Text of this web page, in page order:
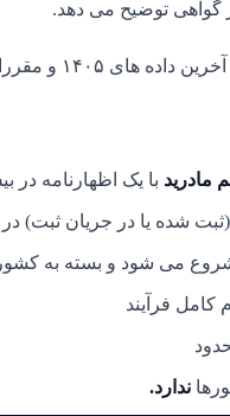
گواهی توضیح می دهد.
های ۱۴۰۵ و مقررات
مادرید با یک اظهارنامه در بیش از ۱۳۰ کشور
شده یا در جریان ثبت) در
ندارد.